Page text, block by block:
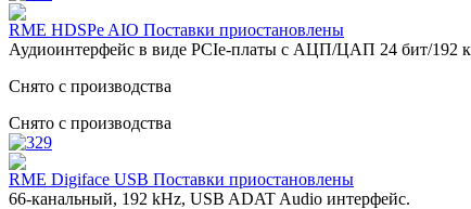
RME HDSPe AIO Поставки приостановлены
Аудиоинтерфейс в виде PCIe-платы с АЦП/ЦАП 24 бит/192
Снято с производства
Снято с производства
RME Digiface USB Поставки приостановлены
66-канальный, 192 kHz, USB ADAT Audio интерфейс.